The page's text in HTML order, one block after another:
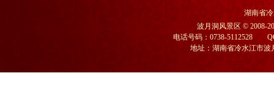
湖南省
波月洞风景区 © 2008-
电话号码：0738-5112528
地址：湖南省冷水江市波